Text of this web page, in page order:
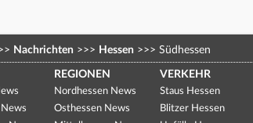
Nachrichten >>> Hessen >>> Südhessen
REGIONEN
Nordhessen News
Osthessen News
VERKEHR
Staus Hessen
Blitzer Hessen